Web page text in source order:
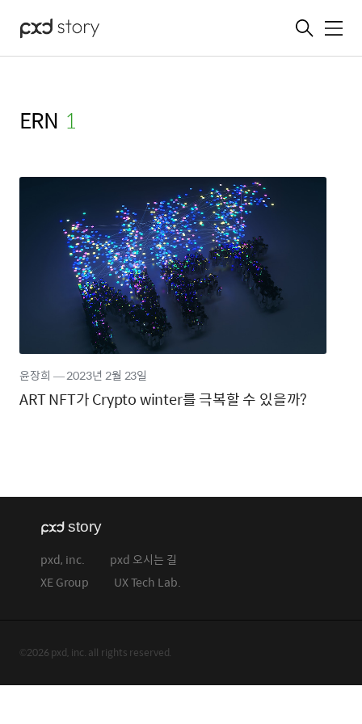
메뉴
ERN (1)
ART NFT가 Crypto winter를 극복할 수 있을까?
윤장희 ―2023년 2월 23일
pxd, inc.
pxd 오시는 길
XE Group
UX Tech Lab.
©2026 pxd, inc. all rights reserved.